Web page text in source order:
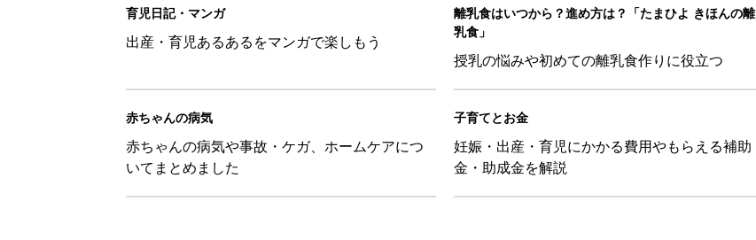
育児日記・マンガ
出産・育児あるあるをマンガで楽しもう
離乳食はいつから？進め方は？「たまひよ きほんの離
乳食」
授乳の悩みや初めての離乳食作りに役立つ
赤ちゃんの病気
赤ちゃんの病気や事故・ケガ、ホームケアにつ
いてまとめました
子育てとお金
妊娠・出産・育児にかかる費用やもらえる補助
金・助成金を解説